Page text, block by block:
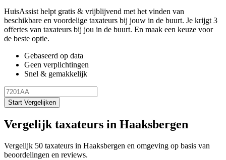
HuisAssist helpt gratis & vrijblijvend met het vinden van
beschikbare en voordelige taxateurs bij jouw in de buurt. Je krijgt 3
offertes van taxateurs bij jou in de buurt. En maak een keuze voor
de beste optie.
Gebaseerd op data
Geen verplichtingen
Snel & gemakkelijk
Start Vergelijken
Vergelijk taxateurs in Haaksbergen
Vergelijk 50 taxateurs in Haaksbergen en omgeving op basis van
beoordelingen en reviews.